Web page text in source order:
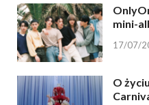
mini-
17/07/
O